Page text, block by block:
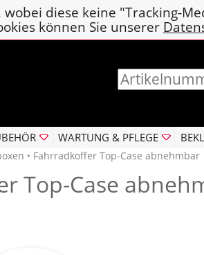
wobei diese keine "Tracking-
können Sie unserer
WARTUNG & PFLEGE
‣ Fahrradkoffer Top-Case abnehmbar
Top-Case